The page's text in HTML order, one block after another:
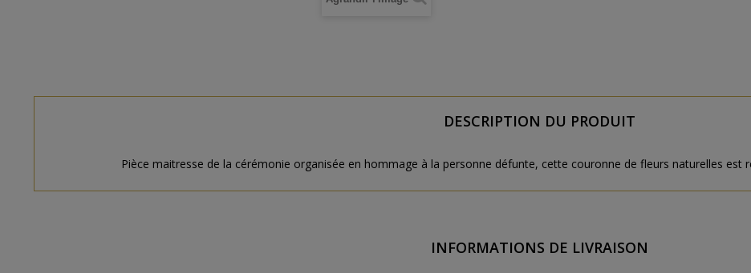
DESCRIPTION DU PRODUIT
Pièce maitresse de la cérémonie organisée en hommage à la personne défunte, cette couronne de fleurs naturelles est
INFORMATIONS DE LIVRAISON